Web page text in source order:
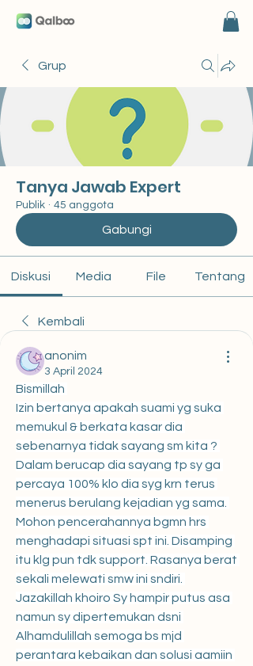
Grup
Tanya Jawab Expert
Publik · 45 anggota
Gabungi
Diskusi Media File Tentang
Kembali
anonim
3 April 2024
Bismillah
Izin bertanya apakah suami yg suka
memukul & berkata kasar dia
sebenarnya tidak sayang sm kita ?
Dalam berucap dia sayang tp sy ga
percaya 100% klo dia syg krn terus
menerus berulang kejadian yg sama.
Mohon pencerahannya bgmn hrs
menghadapi situasi spt ini. Disamping
itu klg pun tdk support. Rasanya berat
sekali melewati smw ini sndiri.
Jazakillah khoiro Sy hampir putus asa
namun sy dipertemukan dsni
Alhamdulillah semoga bs mjd
perantara kebaikan dan solusi aamiin